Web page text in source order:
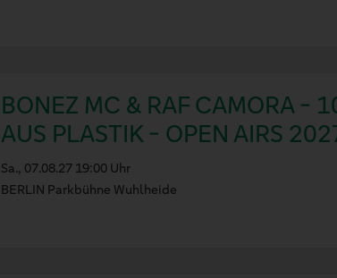
BONEZ MC & RAF CAMORA -
AUS PLASTIK - OPEN AIRS
Sa., 07.08.27 19:00 Uhr
BERLIN Parkbühne Wuhlheide